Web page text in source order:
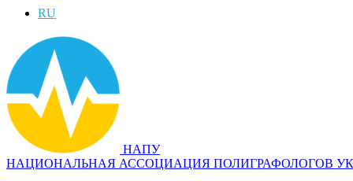
RU
НАПУ
НАЦИОНАЛЬНАЯ АССОЦИАЦИЯ ПОЛИГРАФОЛОГОВ